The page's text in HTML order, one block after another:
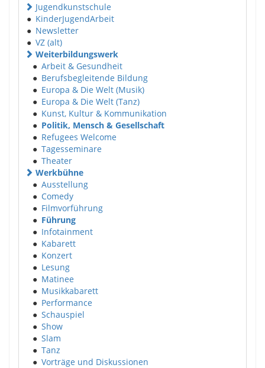
Jugendkunstschule
● KinderJugendArbeit
● Newsletter
● VZ (alt)
Weiterbildungswerk
● Arbeit & Gesundheit
● Berufsbegleitende Bildung
● Europa & Die Welt (Musik)
● Europa & Die Welt (Tanz)
● Kunst, Kultur & Kommunikation
● Politik, Mensch & Gesellschaft
● Refugees Welcome
● Tagesseminare
● Theater
Werkbühne
● Ausstellung
● Comedy
● Filmvorführung
● Führung
● Infotainment
● Kabarett
● Konzert
● Lesung
● Matinee
● Musikkabarett
● Performance
● Schauspiel
● Show
● Slam
● Tanz
● Vorträge und Diskussionen